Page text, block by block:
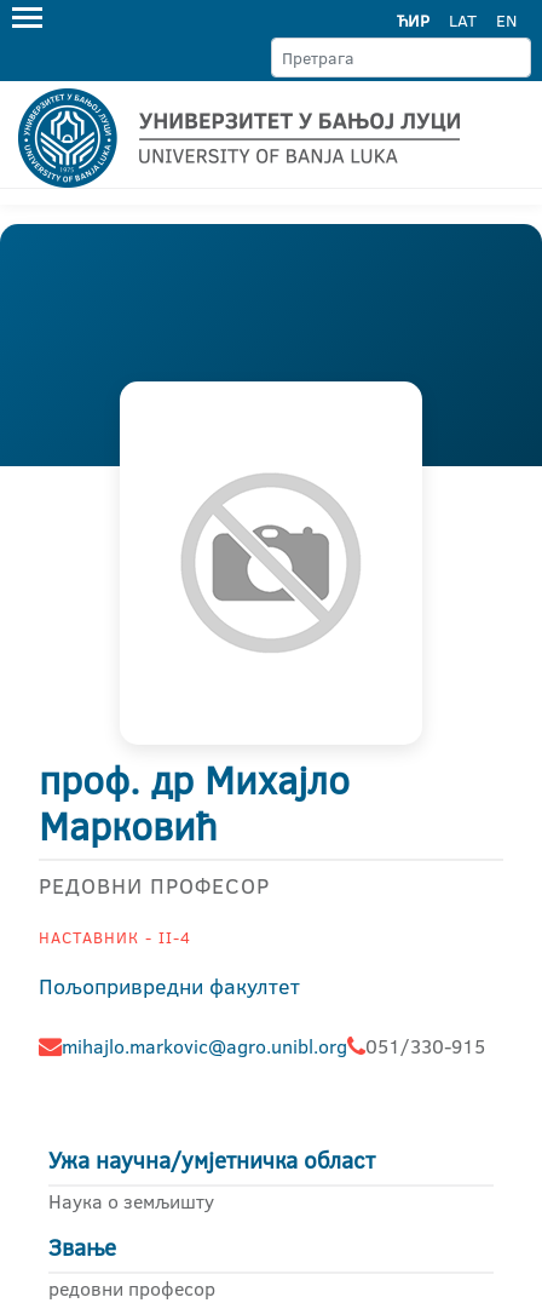
ЋИР LAT EN
проф. др Михајло
Марковић
РЕДОВНИ ПРОФЕСОР
НАСТАВНИК - II-4
Пољопривредни факултет
mihajlo.markovic@agro.unibl.org 051/330-915
Ужа научна/умјетничка област
Наука о земљишту
Звање
редовни професор